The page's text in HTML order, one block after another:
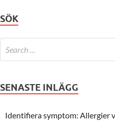
SÖK
SENASTE INLÄGG
Identifiera symptom: Allergier